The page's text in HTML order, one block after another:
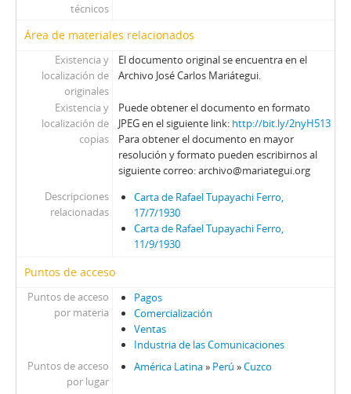
técnicos
Área de materiales relacionados
Existencia y
localización de
originales
El documento original se encuentra en el
Archivo José Carlos Mariátegui.
Existencia y
localización de
copias
Puede obtener el documento en formato
JPEG en el siguiente link: http://bit.ly/2nyH513
Para obtener el documento en mayor
resolución y formato pueden escribirnos al
siguiente correo: archivo@mariategui.org
Descripciones
relacionadas
Carta de Rafael Tupayachi Ferro,
17/7/1930
Carta de Rafael Tupayachi Ferro,
11/9/1930
Puntos de acceso
Puntos de acceso
por materia
Pagos
Comercialización
Ventas
Industria de las Comunicaciones
Puntos de acceso
por lugar
América Latina» Perú »Cuzco